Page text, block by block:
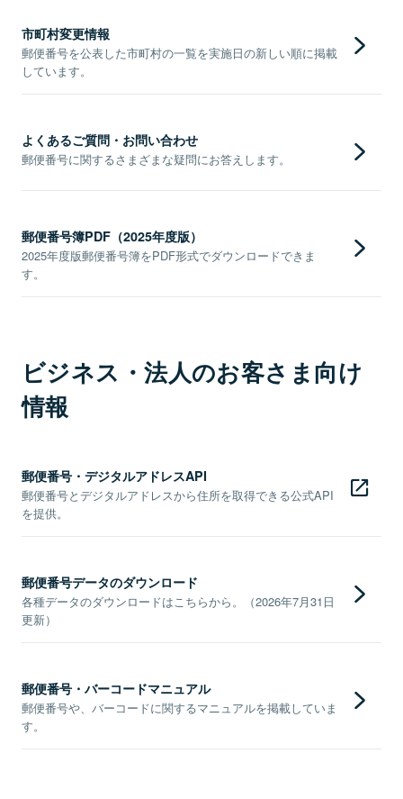
市町村変更情報
郵便番号を公表した市町村の一覧を実施日の新しい順に掲載
しています。
よくあるご質問・お問い合わせ
郵便番号に関するさまざまな疑問にお答えします。
郵便番号簿PDF（2025年度版）
2025年度版郵便番号簿をPDF形式でダウンロードできま
す。
ビジネス・法人のお客さま向け
情報
郵便番号・デジタルアドレスAPI
郵便番号とデジタルアドレスから住所を取得できる公式API
を提供。
郵便番号データのダウンロード
各種データのダウンロードはこちらから。（2026年7月31日
更新）
郵便番号・バーコードマニュアル
郵便番号や、バーコードに関するマニュアルを掲載していま
す。